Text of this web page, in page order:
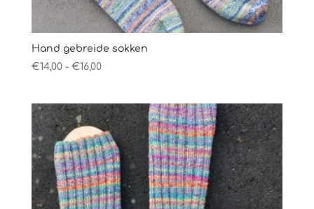
Hand gebreide sokken
€14,00 - €16,00Prijsklasse:
€16,00